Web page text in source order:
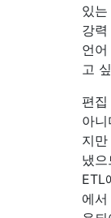
있
강
언
고
편
아
지
냈
ETL
에